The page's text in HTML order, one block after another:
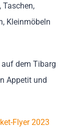
Taschen,
Kleinmöbeln
dem Tibarg
Appetit und
Flyer 2023